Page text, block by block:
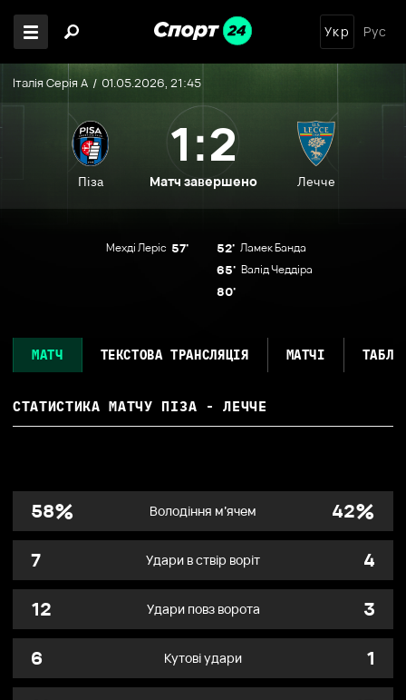
Укр Рус
Італія Серія А 01.05.2026, 21:45
Піза
1:2
Матч завершено Лечче
Мехді Леріс 57' Ламек Банда
52'
Валід Чеддіра
65'
80'
МАТЧ ТЕКСТОВА ТРАНСЛЯЦІЯ МАТЧІ
СТАТИСТИКА МАТЧУ ПІЗА - ЛЕЧЧЕ
58% Володіння м’ячем 42%
7 Удари в ствір воріт
4
12
Удари повз ворота
3
6
Кутові удари
1